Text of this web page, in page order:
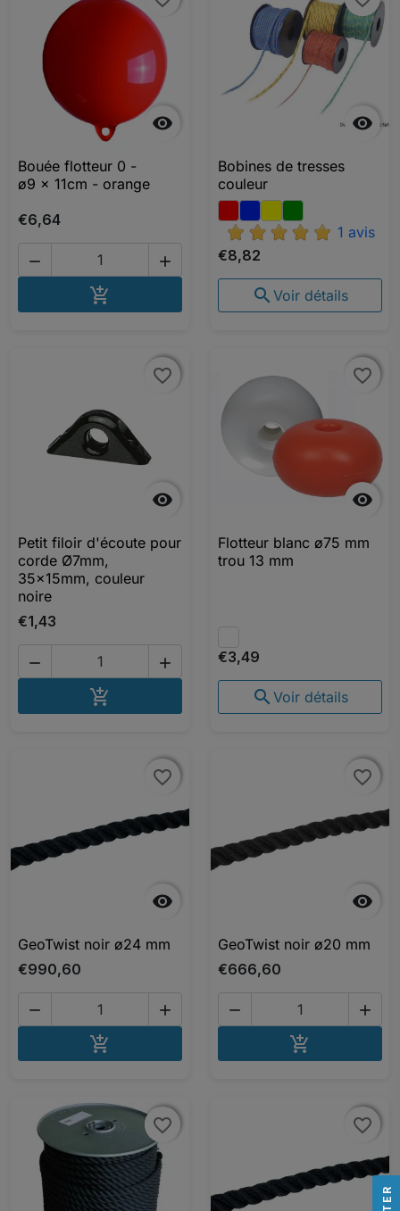

Bouée flotteur 0 -
ø9 x 11cm - orange
€6,64
 
 AJOUTER AU PANIER

Bobines de tresses
couleur
1 avis
€8,82
 Voir détails

favorite_border
favorite_border
Petit filoir d'écoute pour
corde Ø7mm,
35x15mm, couleur
noire
€1,43
 
 AJOUTER AU PANIER

favorite_border
favorite_border
Flotteur blanc ø75 mm
trou 13 mm
€3,49
 Voir détails

favorite_border
favorite_border
GeoTwist noir ø24 mm
€990,60
 


favorite_border
favorite_border
GeoTwist noir ø20 mm
€666,60
 

favorite_border
favorite_border favorite_border
favorite_border